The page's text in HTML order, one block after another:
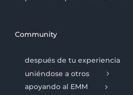
Community
después de tu experiencia
uniéndose a otros
apoyando al EMM